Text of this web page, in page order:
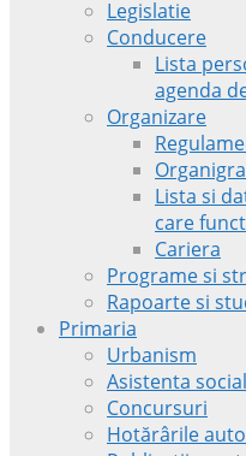
Legislatie
Conducere
Lista
agenda
Organizare
Lista si
care
Cariera
Programe si
Rapoarte si
Primaria
Urbanism
Asistenta
Concursuri
Hotărârile